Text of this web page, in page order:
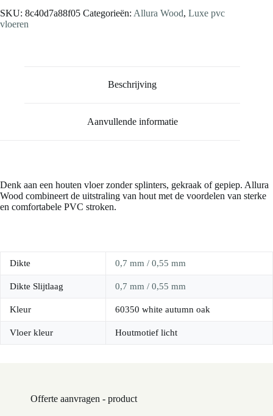
SKU: 8c40d7a88f05 Categorieën: Allura Wood, Luxe pvc
vloeren
Beschrijving
Aanvullende informatie
Denk aan een houten vloer zonder splinters, gekraak of gepiep. Allura
Wood combineert de uitstraling van hout met de voordelen van sterke
en comfortabele PVC stroken.
Dikte 0,7 mm / 0,55 mm
Dikte Slijtlaag 0,7 mm / 0,55 mm
Kleur 60350 white autumn oak
Vloer kleur Houtmotief licht
Offerte aanvragen - product